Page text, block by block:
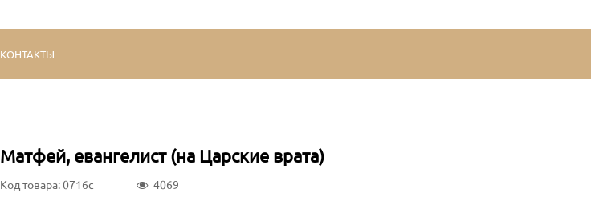
КОНТАКТЫ
Матфей, евангелист (на Царские врата)
Код товара: 0716c 4069